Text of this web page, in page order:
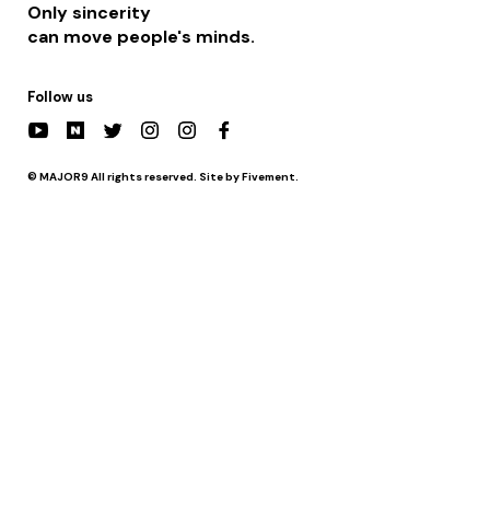
Only sincerity
can move people's minds.
Follow us
© MAJOR9 All rights reserved. Site by Fivement.